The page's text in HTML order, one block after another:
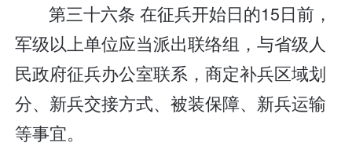
第三十六条 在征兵开始日的15日前，
军级以上单位应当派出联络组，与省级人
民政府征兵办公室联系，商定补兵区域划
分、新兵交接方式、被装保障、新兵运输
等事宜。